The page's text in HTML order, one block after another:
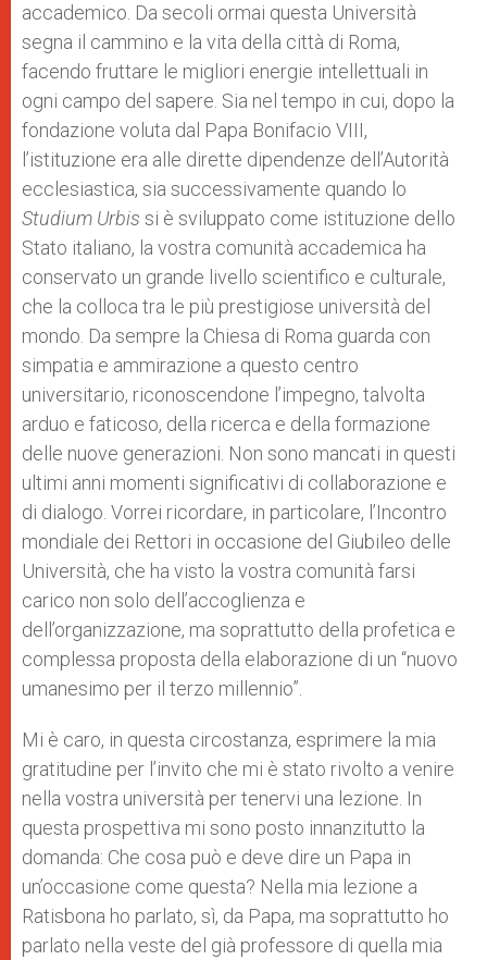
accademico. Da secoli ormai questa Università
segna il cammino e la vita della città di Roma,
facendo fruttare le migliori energie intellettuali in
ogni campo del sapere. Sia nel tempo in cui, dopo la
fondazione voluta dal Papa Bonifacio VIII,
l’istituzione era alle dirette dipendenze dell’Autorità
ecclesiastica, sia successivamente quando lo
Studium Urbis si è sviluppato come istituzione dello
Stato italiano, la vostra comunità accademica ha
conservato un grande livello scientifico e culturale,
che la colloca tra le più prestigiose università del
mondo. Da sempre la Chiesa di Roma guarda con
simpatia e ammirazione a questo centro
universitario, riconoscendone l’impegno, talvolta
arduo e faticoso, della ricerca e della formazione
delle nuove generazioni. Non sono mancati in questi
ultimi anni momenti significativi di collaborazione e
di dialogo. Vorrei ricordare, in particolare, l’Incontro
mondiale dei Rettori in occasione del Giubileo delle
Università, che ha visto la vostra comunità farsi
carico non solo dell’accoglienza e
dell’organizzazione, ma soprattutto della profetica e
complessa proposta della elaborazione di un “nuovo
umanesimo per il terzo millennio”.
Mi è caro, in questa circostanza, esprimere la mia
gratitudine per l’invito che mi è stato rivolto a venire
nella vostra università per tenervi una lezione. In
questa prospettiva mi sono posto innanzitutto la
domanda: Che cosa può e deve dire un Papa in
un’occasione come questa? Nella mia lezione a
Ratisbona ho parlato, sì, da Papa, ma soprattutto ho
parlato nella veste del già professore di quella mia